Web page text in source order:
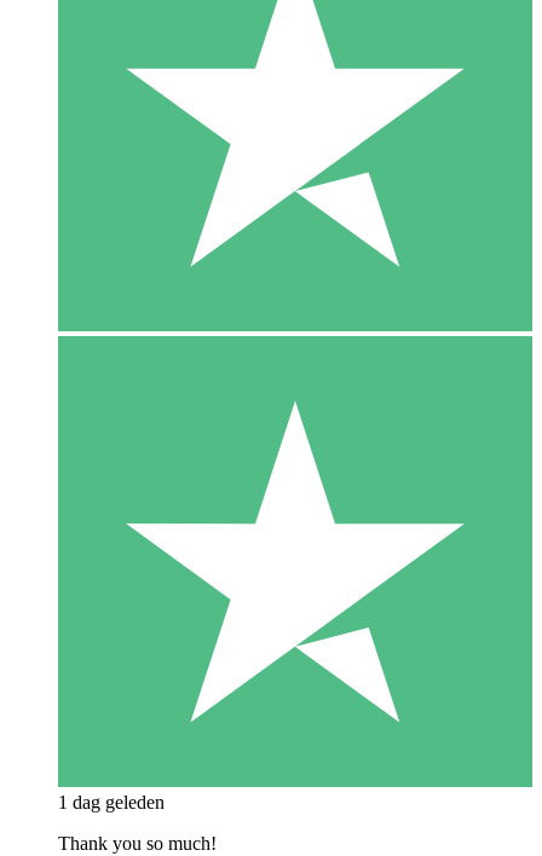
1 dag geleden
Thank you so much!